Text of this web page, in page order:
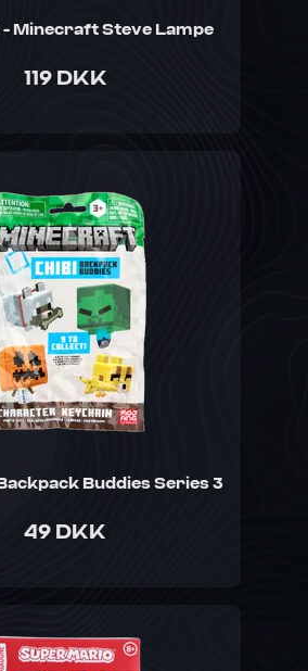
- Minecraft Steve Lampe
119 DKK
Buddies Series 3
49 DKK